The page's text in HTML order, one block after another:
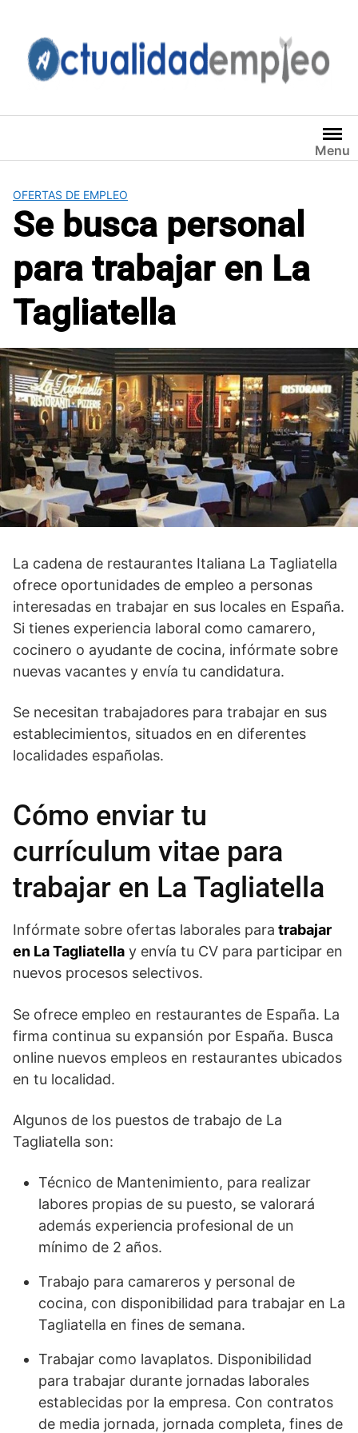
contenido
Menu
OFERTAS DE EMPLEO
Se busca personal
para trabajar en La
Tagliatella
La cadena de restaurantes Italiana La Tagliatella
ofrece oportunidades de empleo a personas
interesadas en trabajar en sus locales en España.
Si tienes experiencia laboral como camarero,
cocinero o ayudante de cocina, infórmate sobre
nuevas vacantes y envía tu candidatura.
Se necesitan trabajadores para trabajar en sus
establecimientos, situados en en diferentes
localidades españolas.
Cómo enviar tu
currículum vitae para
trabajar en La Tagliatella
Infórmate sobre ofertas laborales para trabajar
en La Tagliatella y envía tu CV para participar en
nuevos procesos selectivos.
Se ofrece empleo en restaurantes de España. La
firma continua su expansión por España. Busca
online nuevos empleos en restaurantes ubicados
en tu localidad.
Algunos de los puestos de trabajo de La
Tagliatella son:
Técnico de Mantenimiento, para realizar
labores propias de su puesto, se valorará
además experiencia profesional de un
mínimo de 2 años.
Trabajo para camareros y personal de
cocina, con disponibilidad para trabajar en La
Tagliatella en fines de semana.
Trabajar como lavaplatos. Disponibilidad
para trabajar durante jornadas laborales
establecidas por la empresa. Con contratos
de media jornada, jornada completa, fines de